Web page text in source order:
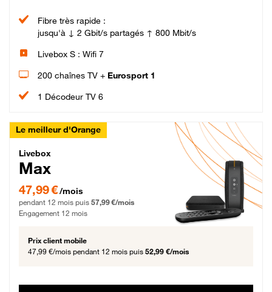
Fibre très rapide :
jusqu'à ↓ 2 Gbit/s partagés ↑ 800 Mbit/s
Livebox S : Wifi 7
200 chaînes TV + Eurosport 1
1 Décodeur TV 6
Le meilleur d'Orange
Livebox Max Fibre
Livebox
Max
47,99 € par mois pendant 12 mois puis 57,99 € par mois, Engagement 12 mois
47,99 €/mois
pendant 12 mois puis 57,99 €/mois
Engagement 12 mois
Prix client mobile
47,99 €/mois pendant 12 mois puis 52,99 €/mois